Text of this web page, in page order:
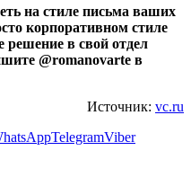
на стиле письма ваших
корпоративном стиле
в свой отдел
@romanovarte в
Источник: vc.ru
TelegramViber